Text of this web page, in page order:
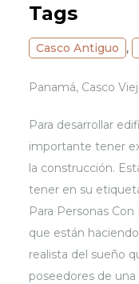
Tags
Casco Antiguo ,
Panamá, Casco
Para desarrollar
importante tener
la construcción.
tener en su
Para Personas
que están
realista del sueño
poseedores de